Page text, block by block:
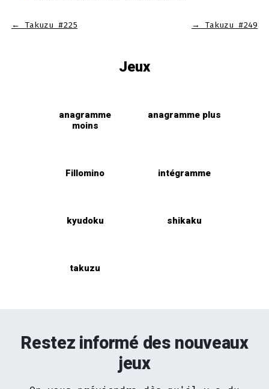
← Takuzu #225 → Takuzu #249
Jeux
anagramme
moins
anagramme plus
Fillomino intégramme
kyudoku shikaku
takuzu
Restez informé des nouveaux
jeux